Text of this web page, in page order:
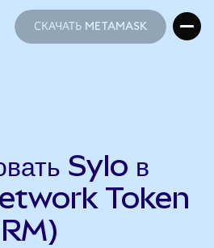
СКАЧАТЬ METAMASK
Sylo в
Token